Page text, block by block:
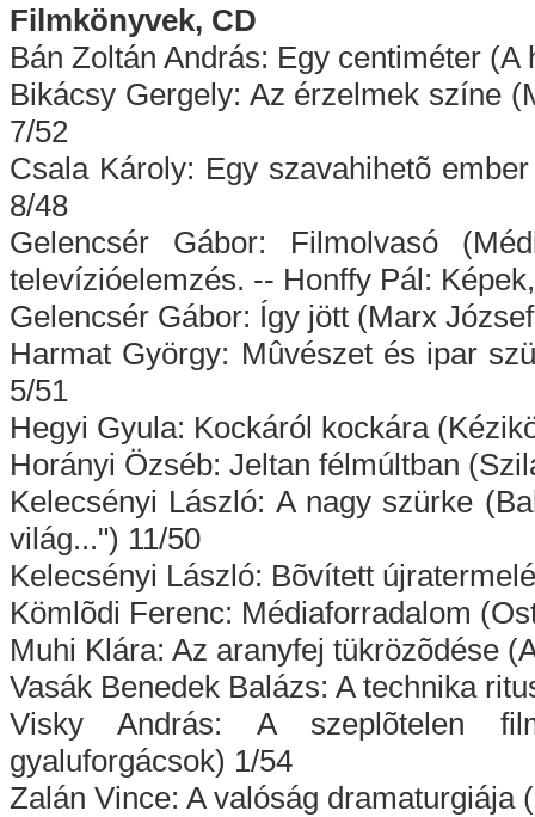
Filmkönyvek, CD
Bán Zoltán András: Egy centiméter
Bikácsy Gergely: Az érzelmek színe
7/52
Csala Károly: Egy szavahihetõ
8/48
Gelencsér Gábor: Filmolvasó
televízióelemzés. -- Honffy Pál:
Gelencsér Gábor: Így jött (Marx
Harmat György: Mûvészet és ipar
5/51
Hegyi Gyula: Kockáról kockára
Horányi Özséb: Jeltan félmúltban
Kelecsényi László: A nagy szürke
világ...") 11/50
Kelecsényi László: Bõvített
Kömlõdi Ferenc: Médiaforradalom
Muhi Klára: Az aranyfej tükrözõdése
Vasák Benedek Balázs: A technika
Visky András: A szeplõtelen
gyaluforgácsok) 1/54
Zalán Vince: A valóság dramaturgiája